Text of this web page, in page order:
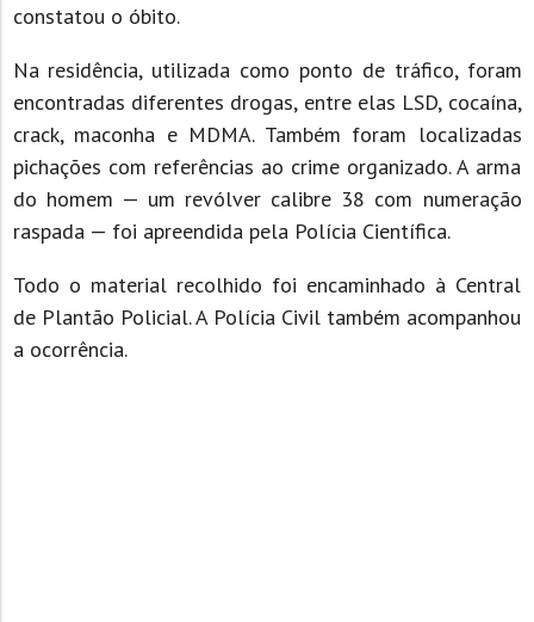
constatou o óbito.
Na residência, utilizada como ponto de tráfico, foram
encontradas diferentes drogas, entre elas LSD, cocaína,
crack, maconha e MDMA. Também foram localizadas
pichações com referências ao crime organizado. A arma
do homem — um revólver calibre 38 com numeração
raspada — foi apreendida pela Polícia Científica.
Todo o material recolhido foi encaminhado à Central
de Plantão Policial. A Polícia Civil também acompanhou
a ocorrência.